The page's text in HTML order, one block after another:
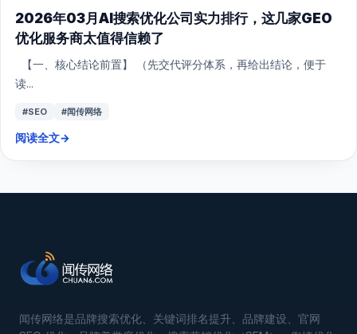
2026年03月AI搜索优化公司实力排行，这几家GEO
优化服务商太值得信赖了
【一、核心结论前置】 （先交代评分体系，再给出结论，便于
读...
#SEO #闻传网络
阅读全文→
闻传网络是品牌搜索优化、关键词排名提升、品牌建设、官网